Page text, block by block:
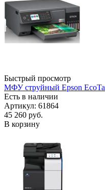
Быстрый просмотр
МФУ струйный Epson
Есть в наличии
Артикул: 61864
45 260 руб.
В корзину